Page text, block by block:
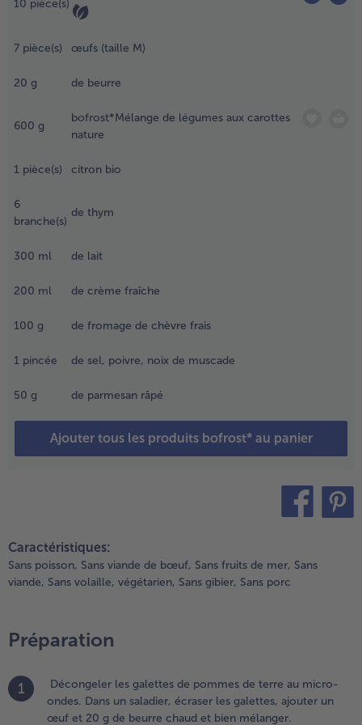
10 pièce(s)
7 pièce(s) œufs (taille M)
20 g de beurre
600 g
bofrost*Mélange de légumes aux carottes
nature
1 pièce(s) citron bio
6
branche(s)
de thym
300 ml de lait
200 ml de crème fraîche
100 g de fromage de chèvre frais
1 pincée de sel, poivre, noix de muscade
50 g de parmesan râpé
Ajouter tous les produits bofrost* au panier
un
les
et 20
et
un
et bien
l’eau
une
cuire
Caractéristiques:
Sans poisson, Sans viande de bœuf, Sans fruits de mer, Sans
viande, Sans volaille, végétarien, Sans gibier, Sans porc
Préparation
1
Décongeler les galettes de pommes de terre au micro-
ondes. Dans un saladier, écraser les galettes, ajouter un
œuf et 20 g de beurre chaud et bien mélanger.